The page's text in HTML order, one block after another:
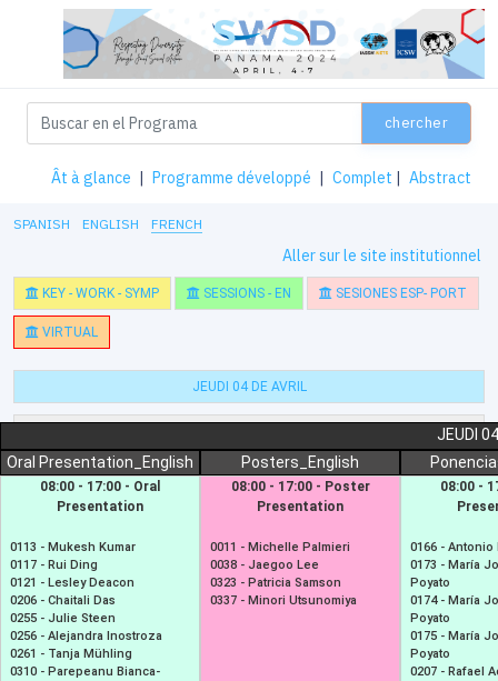
chercher
Ât à glance | Programme développé | Complet | Abstract
SPANISH ENGLISH FRENCH
Aller sur le site institutionnel
KEY - WORK - SYMP SESSIONS - EN SESIONES ESP- PORT
VIRTUAL
JEUDI 04 DE AVRIL
SAMEDI 06 DE AVRIL
JEUDI
Oral Presentation_English
08:00 - 17:00 - Oral
Presentation
0113 - Mukesh Kumar
0117 - Rui Ding
0121 - Lesley Deacon
0206 - Chaitali Das
0255 - Julie Steen
0256 - Alejandra Inostroza
0261 - Tanja Mühling
0310 - Parepeanu Bianca-
Posters_English
08:00 - 17:00 - Poster
Presentation
0011 - Michelle Palmieri
0038 - Jaegoo Lee
0323 - Patricia Samson
0337 - Minori Utsunomiya
08:00 -
0166 - Antonio
0173 - María
Poyato
0174 - María
Poyato
0175 - María
Poyato
0207 - Rafael